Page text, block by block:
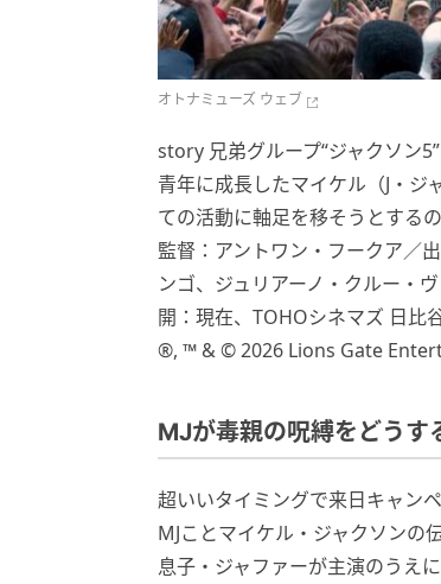
オトナミューズ ウェブ
story 兄弟グループ“ジャクソン
青年に成長したマイケル（J・
ての活動に軸足を移そうとする
監督：アントワン・フークア／
ンゴ、ジュリアーノ・クルー・
開：現在、TOHOシネマズ 日比
®, ™️ & © 2026 Lions Gate
MJが毒親の呪縛をどうす
超いいタイミングで来日キャン
MJことマイケル・ジャクソンの
息子・ジャファーが主演のうえ